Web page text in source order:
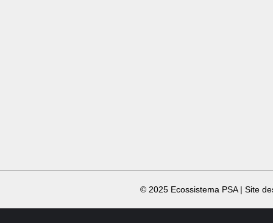
© 2025 Ecossistema PSA | Site